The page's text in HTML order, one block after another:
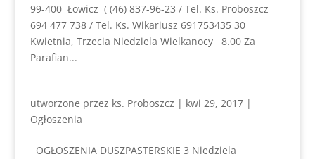
99-400 Łowicz ( (46) 837-96-23 / Tel. Ks. Proboszcz
694 477 738 / Tel. Ks. Wikariusz 691753435 30
Kwietnia, Trzecia Niedziela Wielkanocy 8.00 Za
Parafian...
utworzone przez ks. Proboszcz | kwi 29, 2017|
Ogłoszenia
OGŁOSZENIA DUSZPASTERSKIE 3 Niedziela